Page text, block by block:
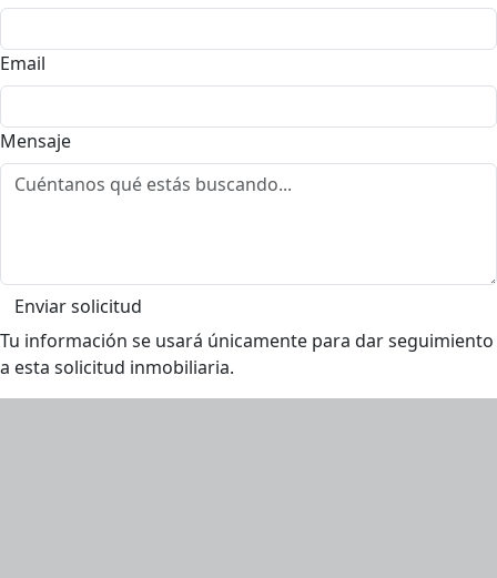
Email
Mensaje
Enviar solicitud
Tu información se usará únicamente para dar seguimiento
a esta solicitud inmobiliaria.